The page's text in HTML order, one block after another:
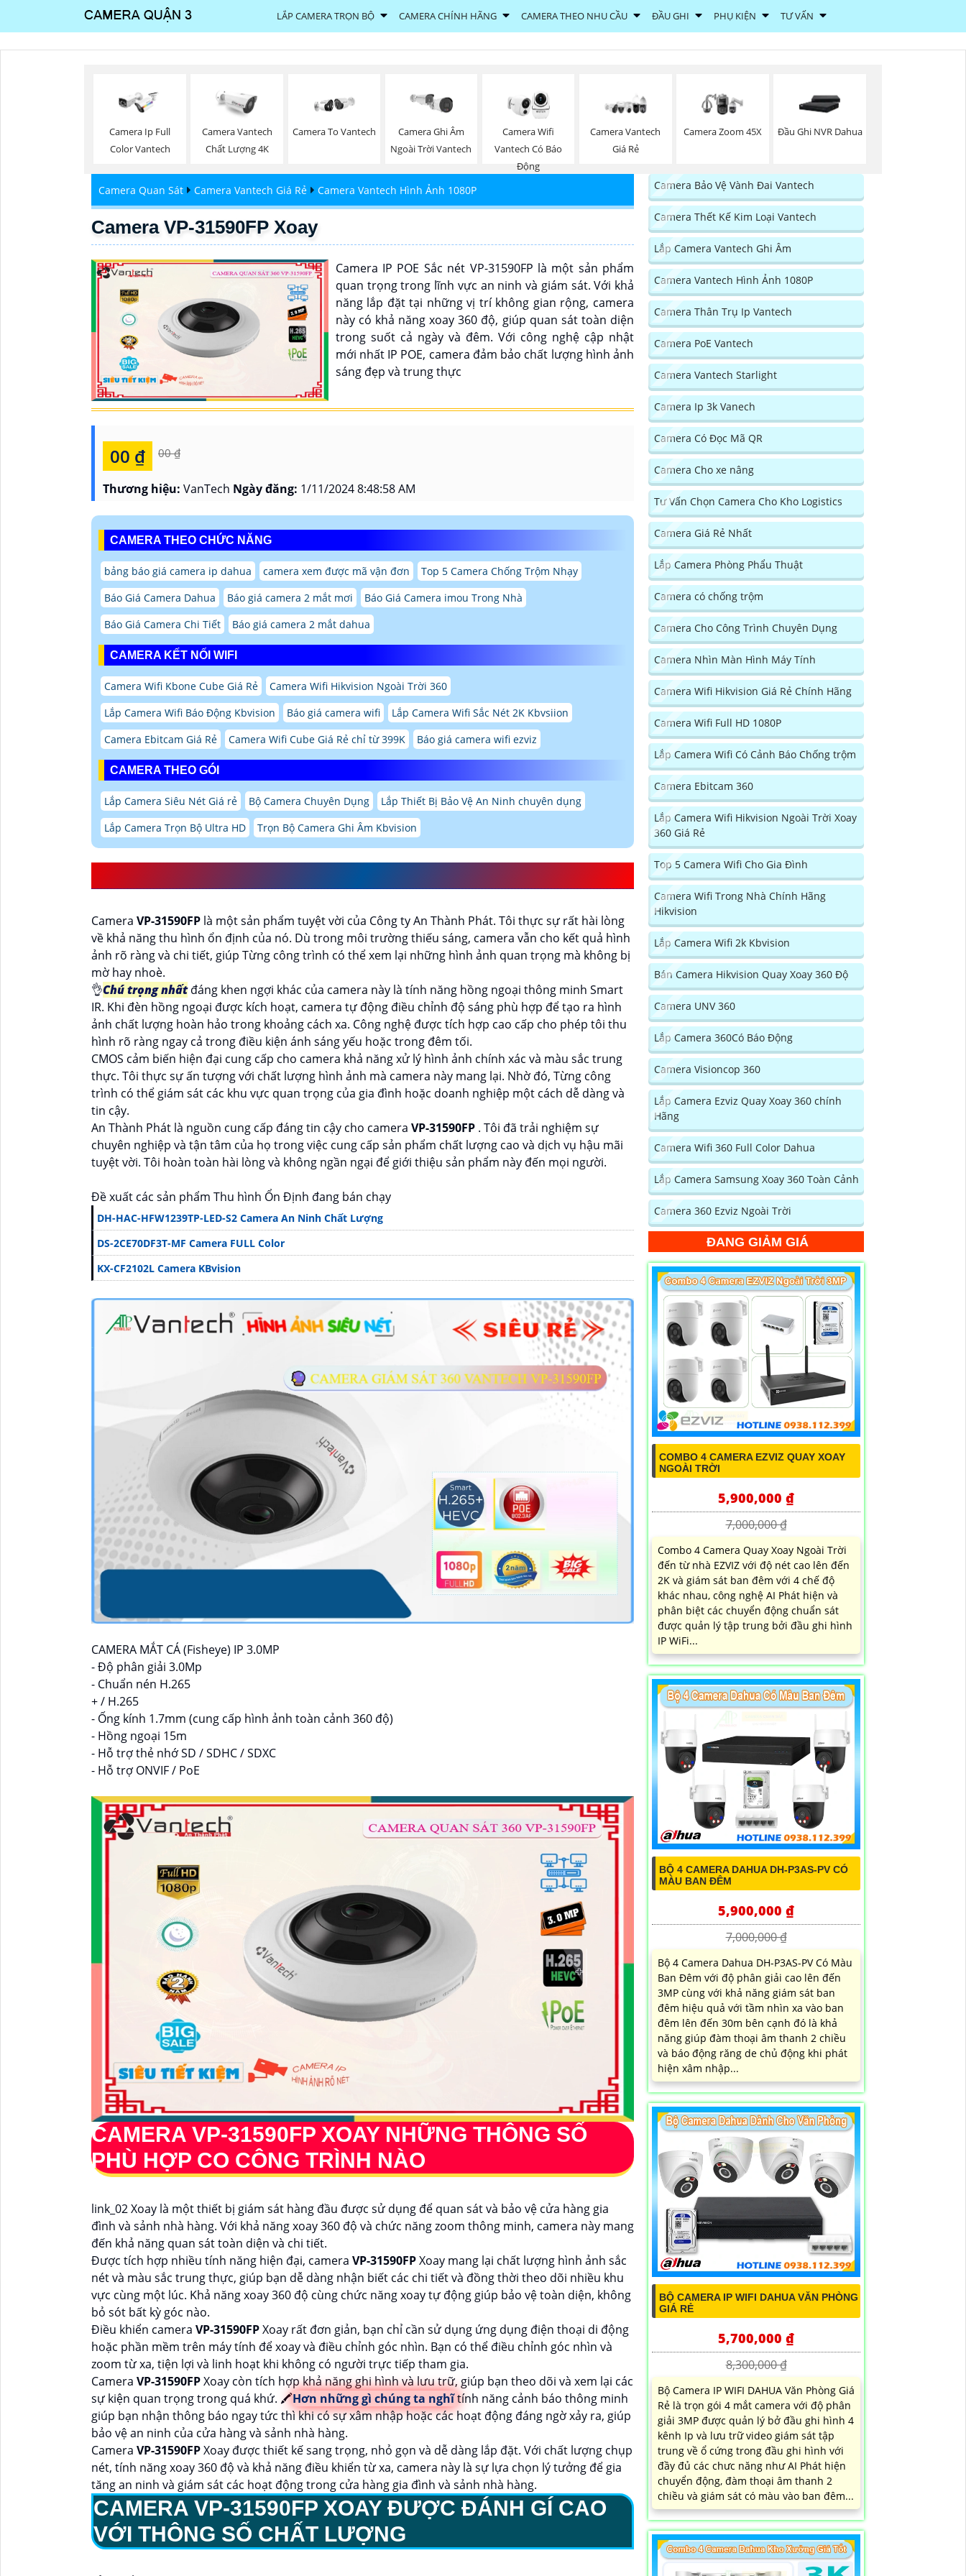
LẮP CAMERA TRỌN BỘ CAMERA CHÍNH HÃNG CAMERA THEO NHU CẦU ĐẦU GHI PHỤ KIỆN TƯ VẤN
Camera Ip Full
Color Vantech
Camera Vantech
Chất Lượng 4K
Camera To Vantech
Camera Ghi Âm
Ngoài Trời Vantech
Camera Wifi
Vantech Có Báo
Động
Camera Vantech
Giá Rẻ
Camera Zoom 45X Đầu Ghi NVR Dahua
Camera Quan Sát Camera Vantech Giá Rẻ Camera Vantech Hình Ảnh 1080P
Camera VP-31590FP Xoay
Camera IP POE Sắc nét VP-31590FP là một sản phẩm
quan trọng trong lĩnh vực an ninh và giám sát. Với khả
năng lắp đặt tại những vị trí không gian rộng, camera
này có khả năng xoay 360 độ, giúp quan sát toàn diện
trong suốt cả ngày và đêm. Với công nghệ cập nhật
mới nhất IP POE, camera đảm bảo chất lượng hình ảnh
sáng đẹp và trung thực
00 ₫ 00 ₫
Thương hiệu: VanTech Ngày đăng: 1/11/2024 8:48:58 AM
CAMERA THEO CHỨC NĂNG
bảng báo giá camera ip dahua camera xem được mã vận đơn
Top 5 Camera Chống Trộm Nhạy
Báo Giá Camera Dahua
Báo giá camera 2 mắt mơi
Báo Giá Camera imou Trong Nhà
Báo Giá Camera Chi Tiết
Báo giá camera 2 mắt dahua
CAMERA KẾT NỐI WIFI
Camera Wifi Kbone Cube Giá Rẻ
Camera Wifi Hikvision Ngoài Trời 360
Lắp Camera Wifi Báo Động Kbvision
Báo giá camera wifi
Lắp Camera Wifi Sắc Nét 2K Kbvsiion
Camera Ebitcam Giá Rẻ
Camera Wifi Cube Giá Rẻ chỉ từ 399K Báo giá camera wifi ezviz
CAMERA THEO GÓI
Lắp Camera Siêu Nét Giá rẻ Bộ Camera Chuyên Dụng
Lắp Thiết Bị Bảo Vệ An Ninh chuyên dụng
Lắp Camera Trọn Bộ Ultra HD
Trọn Bộ Camera Ghi Âm Kbvision
Camera VP-31590FP là một sản phẩm tuyệt vời của Công ty An Thành Phát. Tôi thực sự rất hài lòng
về khả năng thu hình ổn định của nó. Dù trong môi trường thiếu sáng, camera vẫn cho kết quả hình
ảnh rõ ràng và chi tiết, giúp Từng công trình có thể xem lại những hình ảnh quan trọng mà không bị
mờ hay nhoè.
👌Chú trọng nhấtđáng khen ngợi khác của camera này là tính năng hồng ngoại thông minh Smart
IR. Khi đèn hồng ngoại được kích hoạt, camera tự động điều chỉnh độ sáng phù hợp để tạo ra hình
ảnh chất lượng hoàn hảo trong khoảng cách xa. Công nghệ được tích hợp cao cấp cho phép tôi thu
hình rõ ràng ngay cả trong điều kiện ánh sáng yếu hoặc trong đêm tối.
CMOS cảm biến hiện đại cung cấp cho camera khả năng xử lý hình ảnh chính xác và màu sắc trung
thực. Tôi thực sự ấn tượng với chất lượng hình ảnh mà camera này mang lại. Nhờ đó, Từng công
trình có thể giám sát các khu vực quan trọng của gia đình hoặc doanh nghiệp một cách dễ dàng và
tin cậy.
An Thành Phát là nguồn cung cấp đáng tin cậy cho camera VP-31590FP . Tôi đã trải nghiệm sự
chuyên nghiệp và tận tâm của họ trong việc cung cấp sản phẩm chất lượng cao và dịch vụ hậu mãi
tuyệt vời. Tôi hoàn toàn hài lòng và không ngần ngại để giới thiệu sản phẩm này đến mọi người.
Đề xuất các sản phẩm Thu hình Ổn Định đang bán chạy
DH-HAC-HFW1239TP-LED-S2 Camera An Ninh Chất Lượng
DS-2CE70DF3T-MF Camera FULL Color
KX-CF2102L Camera KBvision
CAMERA MẮT CÁ (Fisheye) IP 3.0MP
- Độ phân giải 3.0Mp
- Chuẩn nén H.265
+ / H.265
- Ống kính 1.7mm (cung cấp hình ảnh toàn cảnh 360 độ)
- Hồng ngoại 15m
- Hỗ trợ thẻ nhớ SD / SDHC / SDXC
- Hỗ trợ ONVIF / PoE
CAMERA VP-31590FP XOAY NHỮNG THÔNG SỐ
PHÙ HỢP CO CÔNG TRÌNH NÀO
link_02 Xoay là một thiết bị giám sát hàng đầu được sử dụng để quan sát và bảo vệ cửa hàng gia
đình và sảnh nhà hàng. Với khả năng xoay 360 độ và chức năng zoom thông minh, camera này mang
đến khả năng quan sát toàn diện và chi tiết.
Được tích hợp nhiều tính năng hiện đại, camera VP-31590FPXoay mang lại chất lượng hình ảnh sắc
nét và màu sắc trung thực, giúp bạn dễ dàng nhận biết các chi tiết và đồng thời theo dõi nhiều khu
vực cùng một lúc. Khả năng xoay 360 độ cùng chức năng xoay tự động giúp bảo vệ toàn diện, không
bỏ sót bất kỳ góc nào.
Điều khiển camera VP-31590FPXoay rất đơn giản, bạn chỉ cần sử dụng ứng dụng điện thoại di động
hoặc phần mềm trên máy tính để xoay và điều chỉnh góc nhìn. Bạn có thể điều chỉnh góc nhìn và
zoom từ xa, tiện lợi và linh hoạt khi không có người trực tiếp tham gia.
Camera VP-31590FPXoay còn tích hợp khả năng ghi hình và lưu trữ, giúp bạn theo dõi và xem lại các
sự kiện quan trọng trong quá khứ. 🖍Hơn những gì chúng ta nghĩtính năng cảnh báo thông minh
giúp bạn nhận thông báo ngay tức thì khi có sự xâm nhập hoặc các hoạt động đáng ngờ xảy ra, giúp
bảo vệ an ninh của cửa hàng và sảnh nhà hàng.
Camera VP-31590FPXoay được thiết kế sang trọng, nhỏ gọn và dễ dàng lắp đặt. Với chất lượng chụp
nét, tính năng xoay 360 độ và khả năng điều khiển từ xa, camera này là sự lựa chọn lý tưởng để gia
tăng an ninh và giám sát các hoạt động trong cửa hàng gia đình và sảnh nhà hàng.
CAMERA VP-31590FP XOAY ĐƯỢC ĐÁNH GÍ CAO
VỚI THÔNG SỐ CHẤT LƯỢNG
Camera Bảo Vệ Vành Đai Vantech
Camera Thết Kế Kim Loại Vantech
Lắp Camera Vantech Ghi Âm
Camera Vantech Hình Ảnh 1080P
Camera Thân Trụ Ip Vantech
Camera PoE Vantech
Camera Vantech Starlight
Camera Ip 3k Vanech
Camera Có Đọc Mã QR
Camera Cho xe nâng
Tư Vấn Chọn Camera Cho Kho Logistics
Camera Giá Rẻ Nhất
Lắp Camera Phòng Phẩu Thuật
Camera có chống trộm
Camera Cho Công Trình Chuyên Dụng
Camera Nhìn Màn Hình Máy Tính
Camera Wifi Hikvision Giá Rẻ Chính Hãng
Camera Wifi Full HD 1080P
Lắp Camera Wifi Có Cảnh Báo Chống trộm
Camera Ebitcam 360
Lắp Camera Wifi Hikvision Ngoài Trời Xoay
360 Giá Rẻ
Top 5 Camera Wifi Cho Gia Đình
Camera Wifi Trong Nhà Chính Hãng
Hikvision
Lắp Camera Wifi 2k Kbvision
Bán Camera Hikvision Quay Xoay 360 Độ
Camera UNV 360
Lắp Camera 360Có Báo Động
Camera Visioncop 360
Lắp Camera Ezviz Quay Xoay 360 chính
Hãng
Camera Wifi 360 Full Color Dahua
Lắp Camera Samsung Xoay 360 Toàn Cảnh
Camera 360 Ezviz Ngoài Trời
ĐANG GIẢM GIÁ
COMBO 4 CAMERA EZVIZ QUAY XOAY
NGOÀI TRỜI
5,900,000 ₫
7,000,000 ₫
Combo 4 Camera Quay Xoay Ngoài Trời
đến từ nhà EZVIZ với độ nét cao lên đến
2K và giám sát ban đêm với 4 chế độ
khác nhau, công nghệ AI Phát hiện và
phân biệt các chuyển động chuẩn sát
được quản lý tập trung bởi đầu ghi hình
IP WiFi...
BỘ 4 CAMERA DAHUA DH-P3AS-PV CÓ
MÀU BAN ĐÊM
5,900,000 ₫
7,000,000 ₫
Bộ 4 Camera Dahua DH-P3AS-PV Có Màu
Ban Đêm với độ phân giải cao lên đến
3MP cùng với khả năng giám sát ban
đêm hiệu quả với tầm nhìn xa vào ban
đêm lên đến 30m bên cạnh đó là khả
năng giúp đàm thoại âm thanh 2 chiều
và báo động răng de chủ động khi phát
hiện xâm nhập...
BỘ CAMERA IP WIFI DAHUA VĂN PHÒNG
GIÁ RẺ
5,700,000 ₫
8,300,000 ₫
Bộ Camera IP WIFI DAHUA Văn Phòng Giá
Rẻ là trọn gói 4 mắt camera với độ phân
giải 3MP được quản lý bở đầu ghi hình 4
kênh Ip và lưu trữ video giám sát tập
trung về ổ cứng trong đầu ghi hình với
đầy đủ các chưc năng như AI Phát hiện
chuyển động, đàm thoại âm thanh 2
chiều và giám sát có màu vào ban đêm...